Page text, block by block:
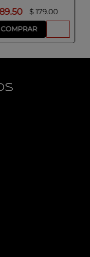
89.50 $ 179.00
COMPRAR